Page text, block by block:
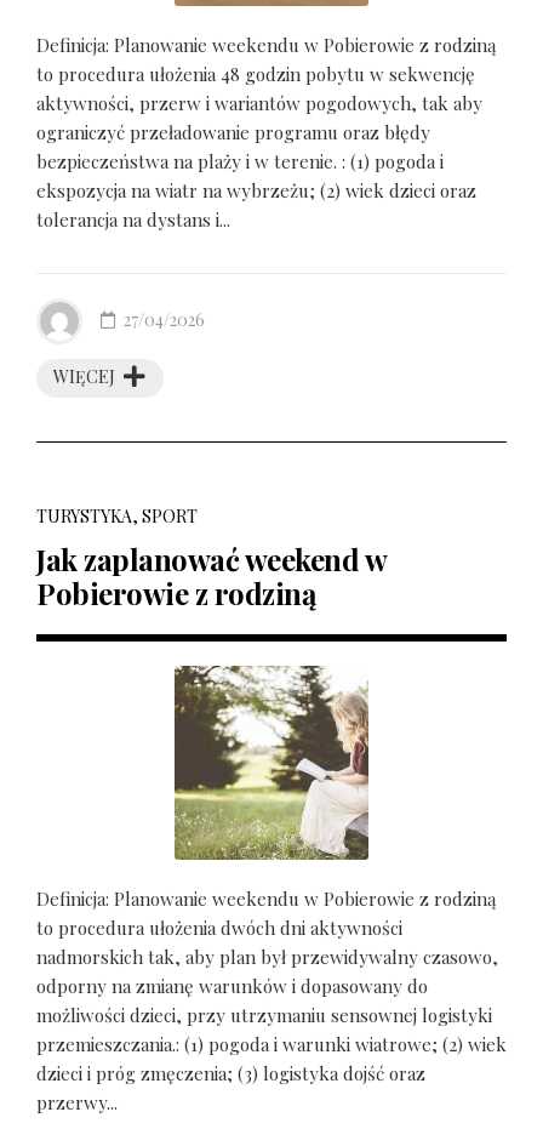
Definicja: Planowanie weekendu w Pobierowie z rodziną
to procedura ułożenia 48 godzin pobytu w sekwencję
aktywności, przerw i wariantów pogodowych, tak aby
ograniczyć przeładowanie programu oraz błędy
bezpieczeństwa na plaży i w terenie. : (1) pogoda i
ekspozycja na wiatr na wybrzeżu; (2) wiek dzieci oraz
tolerancja na dystans i...
WIĘCEJ
27/04/2026
TURYSTYKA, SPORT
Jak zaplanować weekend w
Pobierowie z rodziną
Definicja: Planowanie weekendu w Pobierowie z rodziną
to procedura ułożenia dwóch dni aktywności
nadmorskich tak, aby plan był przewidywalny czasowo,
odporny na zmianę warunków i dopasowany do
możliwości dzieci, przy utrzymaniu sensownej logistyki
przemieszczania.: (1) pogoda i warunki wiatrowe; (2) wiek
dzieci i próg zmęczenia; (3) logistyka dojść oraz
przerwy...